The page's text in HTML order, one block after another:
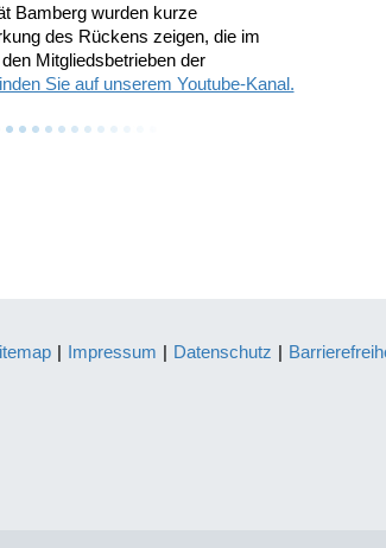
Bamberg wurden kurze
des Rückens zeigen, die im
Mitgliedsbetrieben der
Sie auf unserem Youtube-Kanal.
| Impressum | Datenschutz |